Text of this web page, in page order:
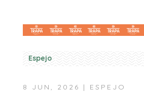
Espejo
8 JUN, 2026 | ESPEJO